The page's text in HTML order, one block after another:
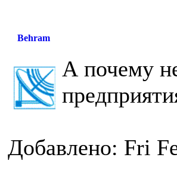
Behram
А почему
Добавлено: Fri